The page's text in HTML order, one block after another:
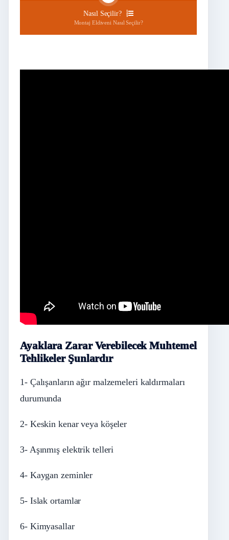
Nasıl Seçilir?
Montaj Eldiveni Nasıl Seçilir?
Ayaklara Zarar Verebilecek Muhtemel
Tehlikeler Şunlardır
1- Çalışanların ağır malzemeleri kaldırmaları
durumunda
2- Keskin kenar veya köşeler
3- Aşınmış elektrik telleri
4- Kaygan zeminler
5- Islak ortamlar
6- Kimyasallar